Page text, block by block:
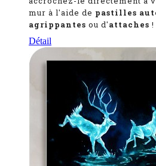
mur à l'aide de pastilles
agrippantes ou d'attaches !
Détail